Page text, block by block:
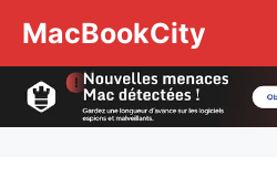
contenu
MacBookCity